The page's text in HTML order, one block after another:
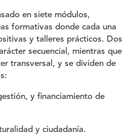
en siete módulos,
formativas donde cada una
y talleres prácticos. Dos
secuencial, mientras que
transversal, y se dividen de
y financiamiento de
y ciudadanía.